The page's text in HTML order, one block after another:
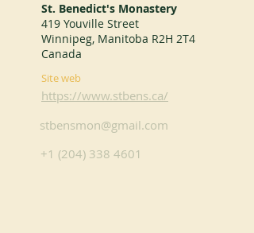
St. Benedict's Monastery
419 Youville Street
Winnipeg, Manitoba R2H 2T4
Canada
Site web
https://www.stbens.ca/
stbensmon@gmail.com
+1 (204) 338 4601